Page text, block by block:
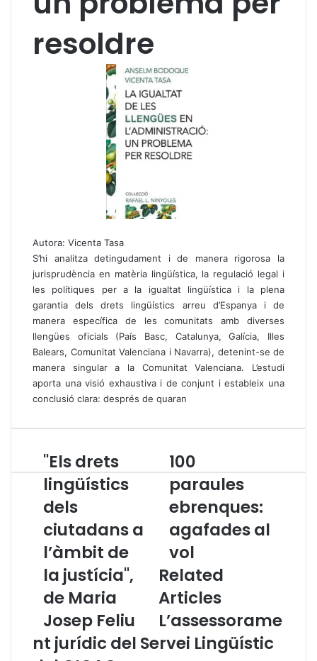
resoldre
Autora: Vicenta Tasa
S’hi analitza detingudament i de manera rigorosa la
jurisprudència en matèria lingüística, la regulació legal i
les polítiques per a la igualtat lingüística i la plena
garantia dels drets lingüístics arreu d’Espanya i de
manera específica de les comunitats amb diverses
llengües oficials (País Basc, Catalunya, Galícia, Illes
Balears, Comunitat Valenciana i Navarra), detenint-se de
manera singular a la Comunitat Valenciana. L’estudi
aporta una visió exhaustiva i de conjunt i estableix una
conclusió clara: després de quaran
"
E
s
r
e
t
i
n
g
ü
"Els drets
lingüístics
dels
ciutadans a
l’àmbit de
la justícia",
de Maria
Josep Feliu
1
0
0
p
r
a
u
l
s
e
r
100
paraules
ebrenques:
agafades al
vol
Related
Articles
L’assessorame
nt jurídic del Servei Lingüístic